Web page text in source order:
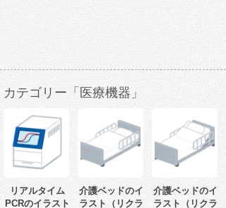
カテゴリー「医療機器」
リアルタイム
PCRのイラスト
介護ベッドのイ
ラスト（リクラ
介護ベッドのイ
ラスト（リクラ